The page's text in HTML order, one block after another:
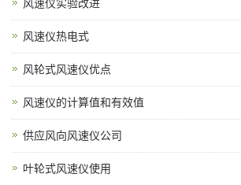
风速仪实验改进
风速仪热电式
风轮式风速仪优点
风速仪的计算值和有效值
供应风向风速仪公司
叶轮式风速仪使用